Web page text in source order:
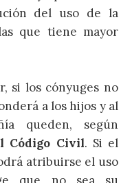
del uso de la
que tiene mayor
si los cónyuges no
a los hijos y al
queden, según
Código Civil. Si el
atribuirse el uso